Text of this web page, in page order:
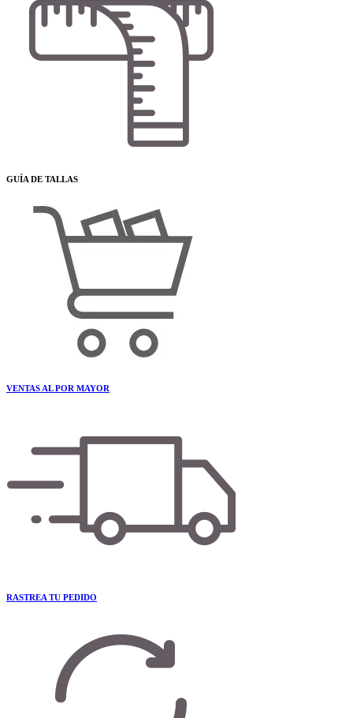
GUÍA DE TALLAS
VENTAS AL POR MAYOR
RASTREA TU PEDIDO